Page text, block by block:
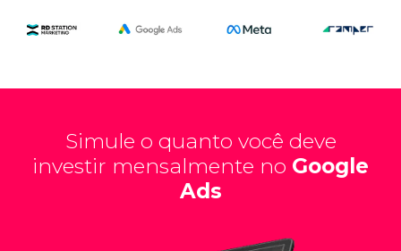
Simule o quanto você deve
investir mensalmente no Google
Ads